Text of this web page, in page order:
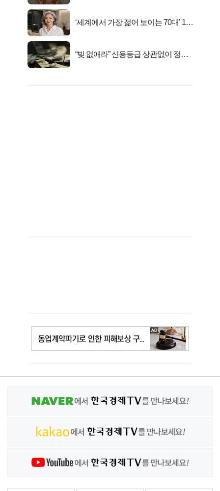
‘세계에서 가장 젊어 보이는 70대’ 1위
“빚 없애라” 신용등급 상관없이 정부